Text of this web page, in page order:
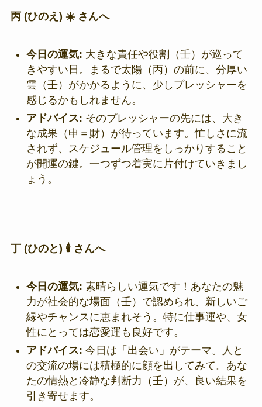
丙 (ひのえ) ☀️ さんへ
今日の運気: 大きな責任や役割（壬）が巡って
きやすい日。まるで太陽（丙）の前に、分厚い
雲（壬）がかかるように、少しプレッシャーを
感じるかもしれません。
アドバイス: そのプレッシャーの先には、大き
な成果（申＝財）が待っています。忙しさに流
されず、スケジュール管理をしっかりすること
が開運の鍵。一つずつ着実に片付けていきまし
ょう。
丁 (ひのと) 🕯️ さんへ
今日の運気: 素晴らしい運気です！あなたの魅
力が社会的な場面（壬）で認められ、新しいご
縁やチャンスに恵まれそう。特に仕事運や、女
性にとっては恋愛運も良好です。
アドバイス: 今日は「出会い」がテーマ。人と
の交流の場には積極的に顔を出してみて。あな
たの情熱と冷静な判断力（壬）が、良い結果を
引き寄せます。